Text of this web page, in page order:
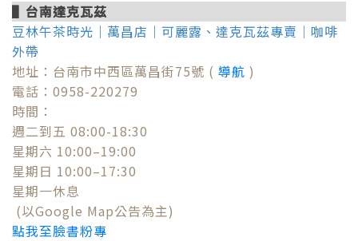
▌ 台南達克瓦茲
豆林午茶時光｜萬昌店｜可麗露、達克瓦茲專賣｜咖啡
外帶
地址：台南市中西區萬昌街75號 ( 導航 )
電話：0958-220279
時間：
週二到五 08:00-18:30
星期六 10:00–19:00
星期日 10:00–17:30
星期一休息
(以Google Map公告為主)
點我至臉書粉專